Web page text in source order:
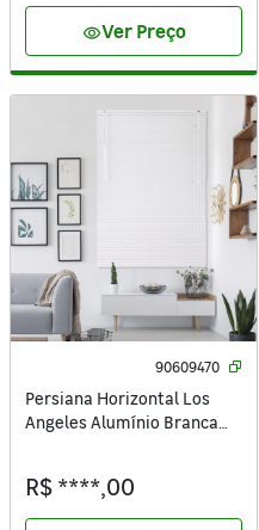
visibilityVer Preço
90609470
Persiana Horizontal Los
Angeles Alumínio Branca
R$ ****,00